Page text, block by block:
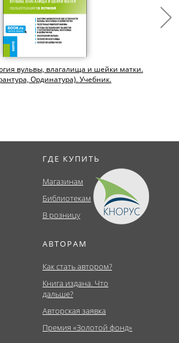
вульвы, влагалища и шейки матки.
Ординатура). Учебник.
ГДЕ КУПИТЬ
Магазинам
Библиотекам
В розницу
АВТОРАМ
Как стать автором?
Книга издана. Что
дальше?
Авторская заявка
Премия «Золотой фонд»